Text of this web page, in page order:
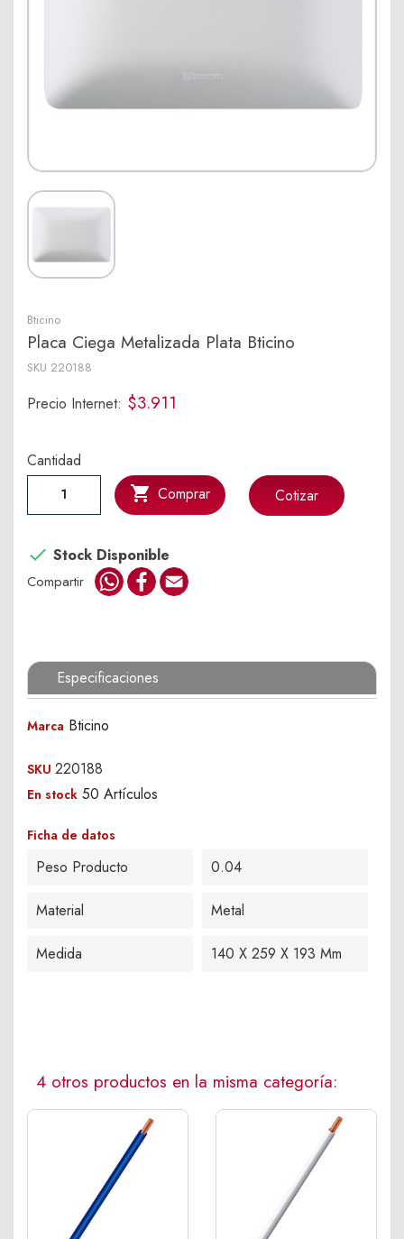
Bticino
Placa Ciega Metalizada Plata Bticino
SKU 220188
Precio Internet: $3.911
Cantidad
 Comprar
 Stock Disponible
Cotizar
Compartir WhatsApp
Facebook
Especificaciones
Marca Bticino
SKU 220188
En stock 50 Artículos
Ficha de datos
Peso Producto 0.04
Material Metal
Medida 140 X 259 X 193 Mm
4 otros productos en la misma categoría: